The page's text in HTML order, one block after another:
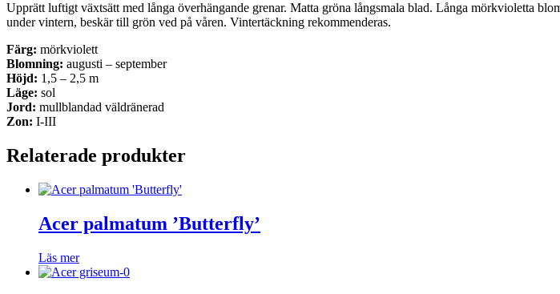
Upprätt luftigt växtsätt med långa överhängande grenar. Matta gröna långsmala blad. Långa mörkvioletta
under vintern, beskär till grön ved på våren. Vintertäckning rekommenderas.
Färg: mörkviolett
Blomning: augusti – september
Höjd: 1,5 – 2,5 m
Läge: sol
Jord: mullblandad väldränerad
Zon: I-III
Relaterade produkter
Acer palmatum ’Butterfly’
Läs mer